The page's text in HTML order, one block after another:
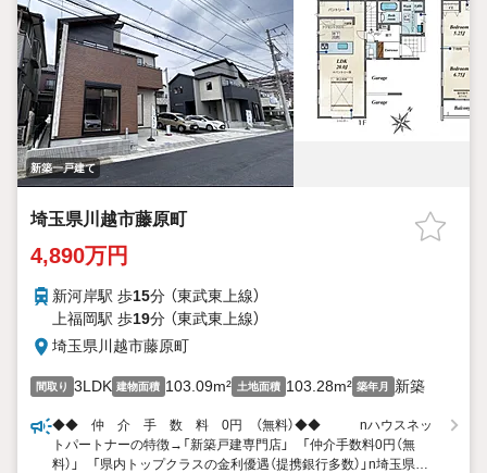
新築一戸建て
埼玉県川越市藤原町
4,890万円
新河岸駅 歩15分 （東武東上線）
上福岡駅 歩19分 （東武東上線）
埼玉県川越市藤原町
間取り 3LDK 建物面積 103.09m² 土地面積 103.28m² 築年月 新築
◆◆ 仲 介 手 数 料 0円 （無料）◆◆ nハウスネッ
トパートナーの特徴→「新築戸建専門店」 「仲介手数料0円（無
料）」 「県内トップクラスの金利優遇（提携銀行多数）」n埼玉県内3